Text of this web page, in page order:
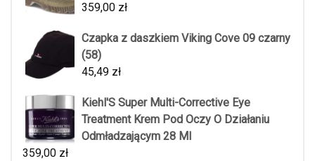
359,00 zł
Czapka z daszkiem Viking Cove 09 czarny
(58)
45,49 zł
Kiehl'S Super Multi-Corrective Eye
Treatment Krem Pod Oczy O Działaniu
Odmładzającym 28 Ml
359,00 zł